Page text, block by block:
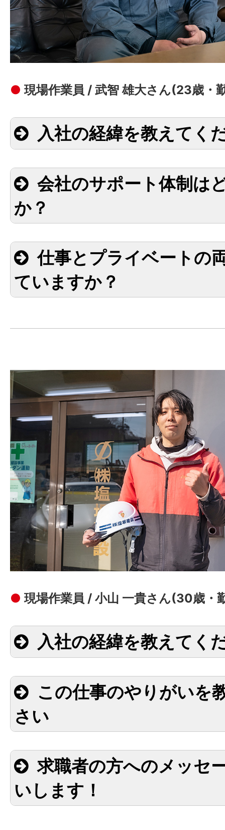
● 現場作業員 / 武智 雄大さん(23歳・
入社の経緯を教えてく
会社のサポート体制は
か？
仕事とプライベートの
ていますか？
● 現場作業員 / 小山 一貴さん(30歳・
入社の経緯を教えてく
この仕事のやりがいを
さい
求職者の方へのメッセ
いします！